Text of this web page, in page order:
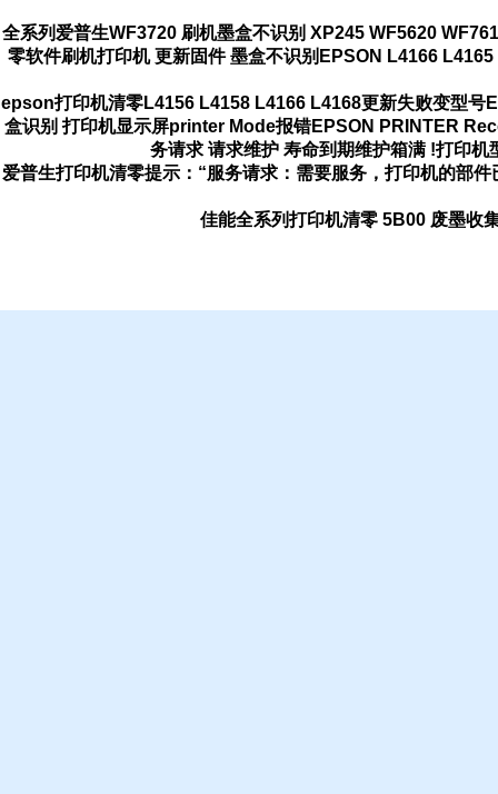
全系列爱普生WF3720 刷机墨盒不识别 XP245 WF5620
零软件刷机打印机 更新固件 墨盒不识别 EPSON L4166
epson打印机清零L4156 L4158 L4166 L4168更新失败变型号
盒识别 打印机显示屏printer Mode报错EPSON PRINTER
务请求 请求维护 寿命到期维护箱满 !打印
爱普生打印机清零提示：“服务请求：需要服务，打印机的部件
佳能全系列打印机清零 5B00 废墨收